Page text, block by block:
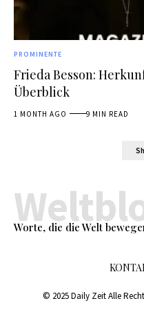
PROMINENTE
Frieda Besson:
Überblick
1 MONTH AGO 9 MIN READ
Worte, die die Welt
© 2025 Daily Zeit Alle